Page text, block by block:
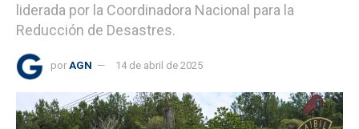
liderada por la Coordinadora Nacional para la
Reducción de Desastres.
por AGN 14 de abril de 2025